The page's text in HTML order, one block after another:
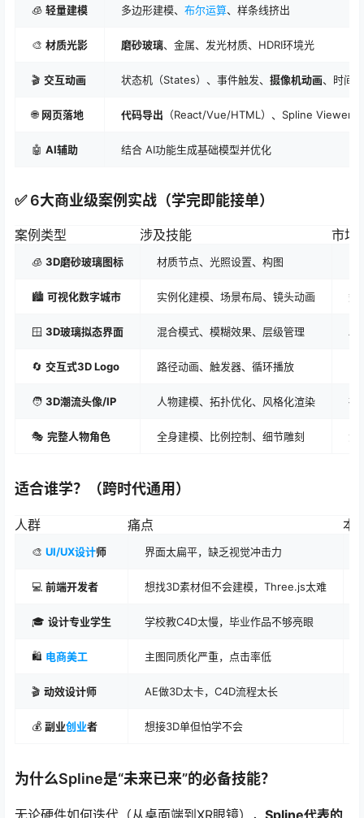
🧊 轻量建模 多边形建模、 布尔运算、样条线挤出
🎨 材质光影 磨砂玻璃、金属、发光材质、HDRI环境光
🎬 交互动画 状态机（States）、事件触发、 摄像机动画、时间
🌐 网页落地 代码导出 （React/Vue/HTML）、Spline Viewer
🤖 AI辅助 结合 AI功能生成基础模型并优化
✅ 6大商业级案例实战（学完即能接单）
案例类型 涉及技能 市场
🧊 3D磨砂玻璃图标 材质节点、光照设置、构图
🏙️ 可视化数字城市 实例化建模、场景布局、镜头动画 数
🪟 3D玻璃拟态界面 混合模式、模糊效果、层级管理
🔄 交互式3D Logo 路径动画、触发器、循环播放
🧑 3D潮流头像/IP 人物建模、拓扑优化、风格化渲染 社
🎭 完整人物角色 全身建模、比例控制、细节雕刻 游
适合谁学？（跨时代通用）
人群 痛点 本
🎨 UI/UX设计师 界面太扁平，缺乏视觉冲击力
💻 前端开发者 想找3D素材但不会建模，Three.js太难
🎓 设计专业学生 学校教C4D太慢，毕业作品不够亮眼
🛍️ 电商美工 主图同质化严重，点击率低
🎬 动效设计师 AE做3D太卡，C4D流程太长
💰 副业创业者 想接3D单但怕学不会
为什么Spline是“未来已来”的必备技能？